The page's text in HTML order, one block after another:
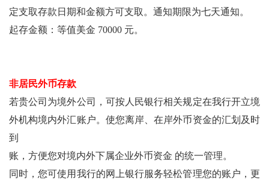
定支取存款日期和金额方可支取。通知期限为七天通知。
起存金额：等值美金 70000 元。
非居民外币存款
若贵公司为境外公司，可按人民银行相关规定在我行开立境
外机构境内外汇账户。使您离岸、在岸外币资金的汇划及时
到
账，方便您对境内外下属企业外币资金 的统一管理。
同时，您可使用我行的网上银行服务轻松管理您的账户，更